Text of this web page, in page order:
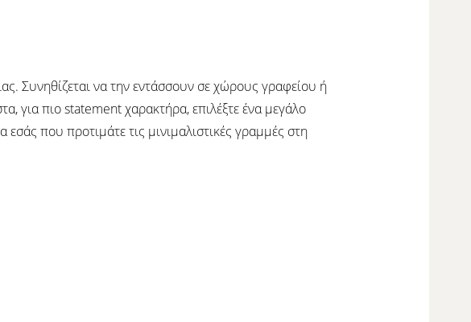
Συνηθίζεται να την εντάσσουν σε χώρους γραφείου ή
για πιο statement χαρακτήρα, επιλέξτε ένα μεγάλο
που προτιμάτε τις μινιμαλιστικές γραμμές στη